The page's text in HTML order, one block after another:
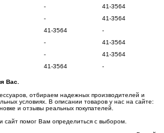
-
41-3564
-
41-3564
41-3564
-
-
41-3564
-
41-3564
41-3564 -
Вас.
отбираем надежных производителей и
условиях. В описании товаров у нас на сайте:
и отзывы реальных покупателей.
помог Вам определиться с выбором.